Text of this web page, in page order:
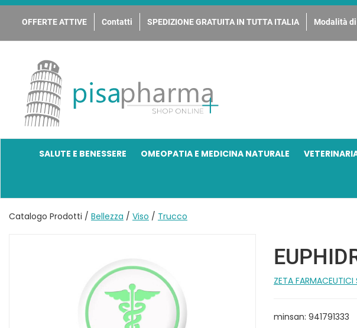
Passa
principale
OFFERTE ATTIVE Contatti SPEDIZIONE GRATUITA IN TUTTA ITALIA Modalità
PisaPharma
SALUTE E BENESSERE OMEOPATIA E MEDICINA NATURALE
Catalogo Prodotti / Bellezza / Viso / Trucco
ZETA FARMACEUTICI
minsan: 941791333